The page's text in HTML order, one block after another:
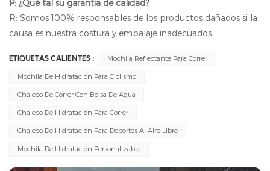
P: ¿Qué tal su garantía de calidad?
R: Somos 100% responsables de los productos dañados si la
causa es nuestra costura y embalaje inadecuados.
ETIQUETAS CALIENTES : Mochila Reflectante Para Correr
Mochila De Hidratación Para Ciclismo
Chaleco De Correr Con Bolsa De Agua
Chaleco De Hidratación Para Correr
Chaleco De Hidratación Para Deportes Al Aire Libre
Mochila De Hidratación Personalizable